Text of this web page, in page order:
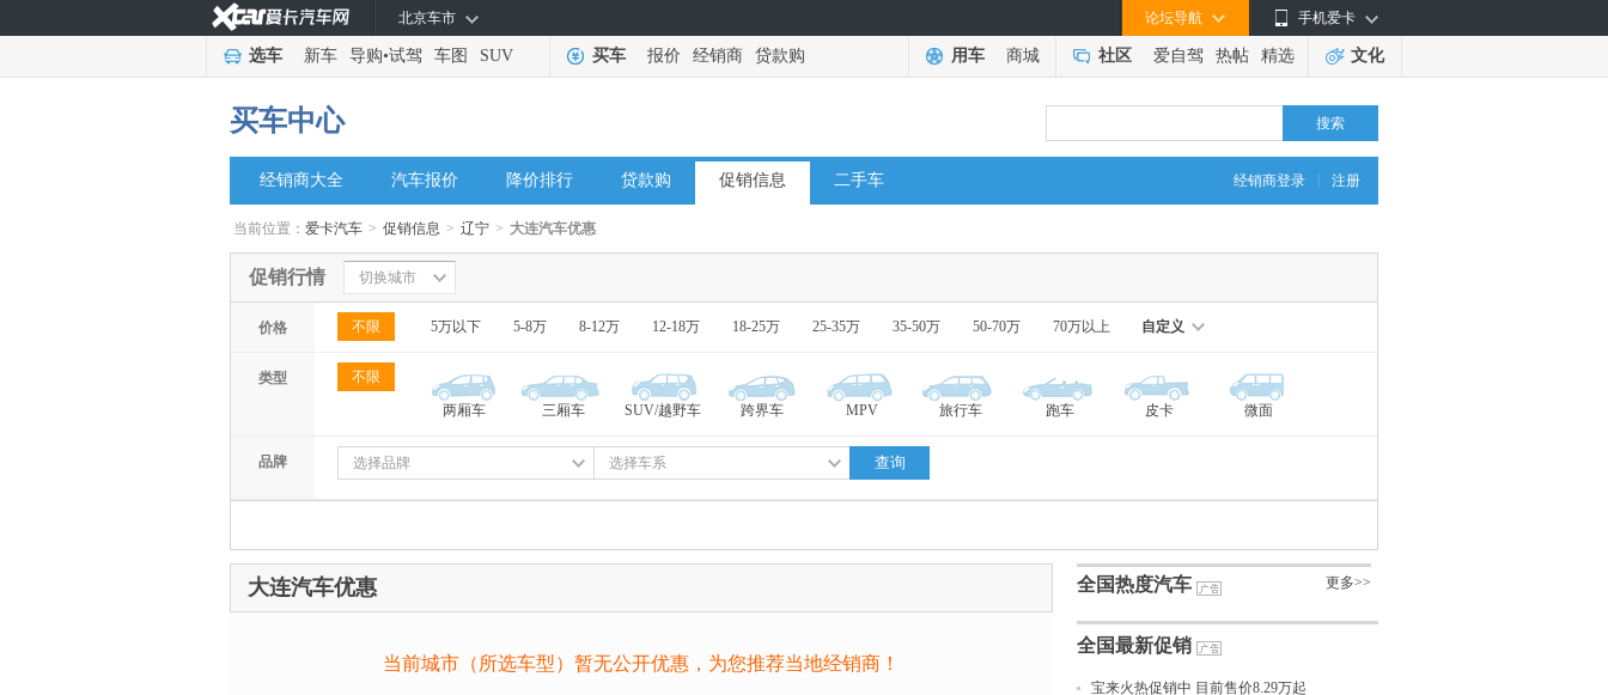
手机爱卡
论坛导航
北京车市
选车 新车 导购•试驾 车图 SUV 买车 报价 经销商 贷款购 用车 商城 社区 爱自驾 热帖 精选 文化
买车中心 搜索
经销商登录 注册
经销商大全 汽车报价 降价排行 贷款购 促销信息 二手车
当前位置： 爱卡汽车 > 促销信息 > 辽宁 > 大连汽车优惠
促销行情 切换城市
价格 不限 5万以下 5-8万 8-12万 12-18万 18-25万 25-35万 35-50万 50-70万 70万以上 自定义
类型
不限
两厢车
三厢车 SUV/越野车 跨界车 MPV 旅行车 跑车 皮卡 微面
品牌 选择品牌 选择车系 查询
大连汽车优惠
当前城市（所选车型）暂无公开优惠，为您推荐当地经销商！
全国热度汽车 更多>>
全国最新促销
宝来火热促销中 目前售价8.29万起